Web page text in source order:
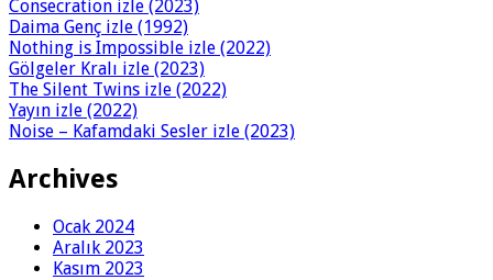
Consecration izle (2023)
Daima Genç izle (1992)
Nothing is Impossible izle (2022)
Gölgeler Kralı izle (2023)
The Silent Twins izle (2022)
Yayın izle (2022)
Noise – Kafamdaki Sesler izle (2023)
Archives
Ocak 2024
Aralık 2023
Kasım 2023